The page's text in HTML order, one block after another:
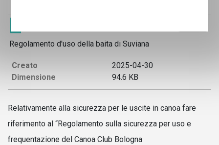
Regolamento d'uso della baita di Suviana
Creato
2025-04-30
Dimensione
94.6 KB
Relativamente alla sicurezza per le uscite in canoa fare
riferimento al “Regolamento sulla sicurezza per uso e
frequentazione del Canoa Club Bologna